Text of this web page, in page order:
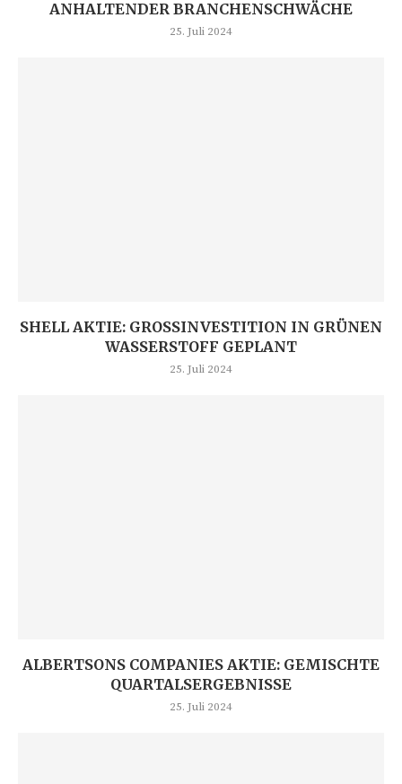
ANHALTENDER BRANCHENSCHWÄCHE
25. Juli 2024
SHELL AKTIE: GROSSINVESTITION IN GRÜNEN W
ASSERSTOFF GEPLANT
25. Juli 2024
ALBERTSONS COMPANIES AKTIE: GEMISCHTE
QUARTALSERGEBNISSE
25. Juli 2024